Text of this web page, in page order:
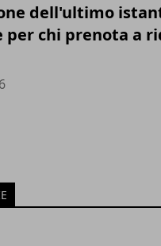
dell'ultimo
per chi prenota a